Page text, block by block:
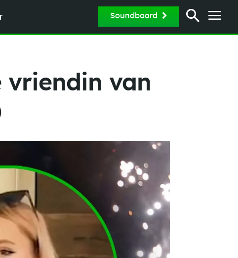
Soundboard
vriendin van